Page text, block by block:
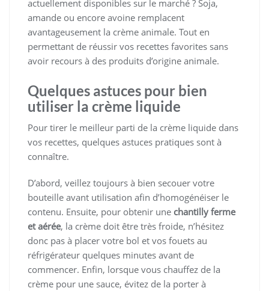
actuellement disponibles sur le marché ? Soja,
amande ou encore avoine remplacent
avantageusement la crème animale. Tout en
permettant de réussir vos recettes favorites sans
avoir recours à des produits d’origine animale.
Quelques astuces pour bien
utiliser la crème liquide
Pour tirer le meilleur parti de la crème liquide dans
vos recettes, quelques astuces pratiques sont à
connaître.
D’abord, veillez toujours à bien secouer votre
bouteille avant utilisation afin d’homogénéiser le
contenu. Ensuite, pour obtenir une chantilly ferme
et aérée, la crème doit être très froide, n’hésitez
donc pas à placer votre bol et vos fouets au
réfrigérateur quelques minutes avant de
commencer. Enfin, lorsque vous chauffez de la
crème pour une sauce, évitez de la porter à